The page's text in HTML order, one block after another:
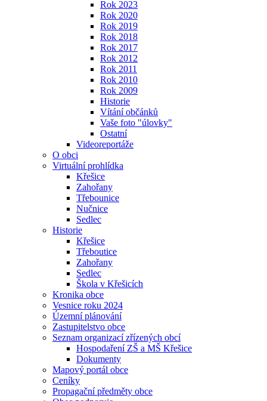
Rok 2023
Rok 2020
Rok 2019
Rok 2018
Rok 2017
Rok 2012
Rok 2011
Rok 2010
Rok 2009
Historie
Vítání občánků
Vaše foto "úlovky"
Ostatní
Videoreportáže
O obci
Virtuální prohlídka
Křešice
Zahořany
Třebounice
Nučnice
Sedlec
Historie
Křešice
Třeboutice
Zahořany
Sedlec
Škola v Křešicích
Kronika obce
Vesnice roku 2024
Územní plánování
Zastupitelstvo obce
Seznam organizací zřízených obcí
Hospodaření ZŠ a MŠ Křešice
Dokumenty
Mapový portál obce
Ceníky
Propagační předměty obce